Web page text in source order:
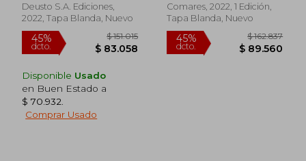
Deusto S.A. Ediciones,
2022, Tapa Blanda, Nuevo
Disponible Usado
en Buen Estado a
$ 70.932
Comprar Usado
Comares, 2022, 1 Edición,
Tapa Blanda, Nuevo